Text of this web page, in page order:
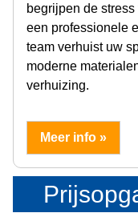
begrijpen de
een professionele
team verhuist uw
moderne
verhuizing.
Meer info »